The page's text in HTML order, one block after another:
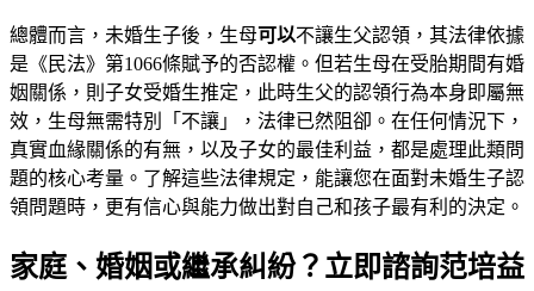
總體而言，未婚生子後，生母可以不讓生父認領，其法律依據
是《民法》第1066條賦予的否認權。但若生母在受胎期間有婚
姻關係，則子女受婚生推定，此時生父的認領行為本身即屬無
效，生母無需特別「不讓」，法律已然阻卻。在任何情況下，
真實血緣關係的有無，以及子女的最佳利益，都是處理此類問
題的核心考量。了解這些法律規定，能讓您在面對未婚生子認
領問題時，更有信心與能力做出對自己和孩子最有利的決定。
家庭、婚姻或繼承糾紛？立即諮詢范培益